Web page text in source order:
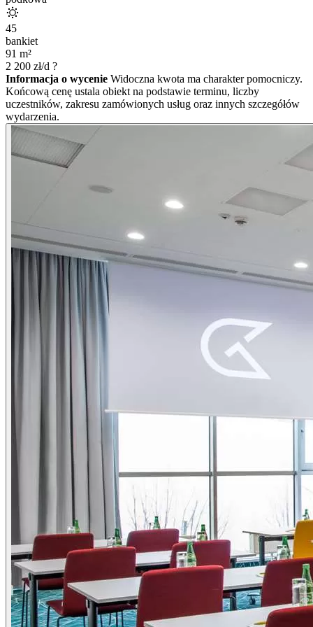
45
bankiet
91 m²
2 200 zł/d ?
Informacja o wycenie Widoczna kwota ma charakter pomocniczy.
Końcową cenę ustala obiekt na podstawie terminu, liczby
uczestników, zakresu zamówionych usług oraz innych szczegółów
wydarzenia.